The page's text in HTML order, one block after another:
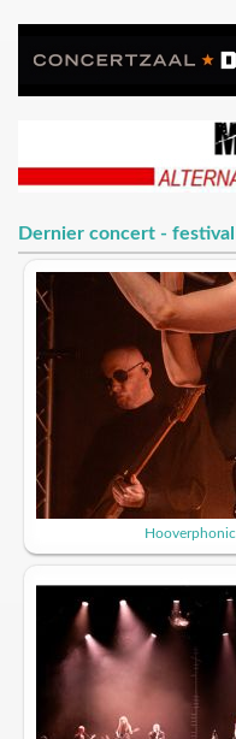
Dernier concert - festival
Hooverphonic